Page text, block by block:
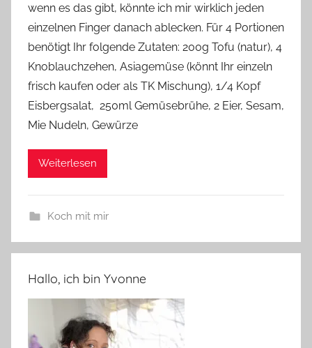
n
n
e
wenn es das gibt, könnte ich mir wirklich jeden
einzelnen Finger danach ablecken. Für 4 Portionen
benötigt Ihr folgende Zutaten: 200g Tofu (natur), 4
Knoblauchzehen, Asiagemüse (könnt Ihr einzeln
frisch kaufen oder als TK Mischung), 1/4 Kopf
Eisbergsalat, 250ml Gemüsebrühe, 2 Eier, Sesam,
Mie Nudeln, Gewürze
Weiterlesen
Koch mit mir
Hallo, ich bin Yvonne